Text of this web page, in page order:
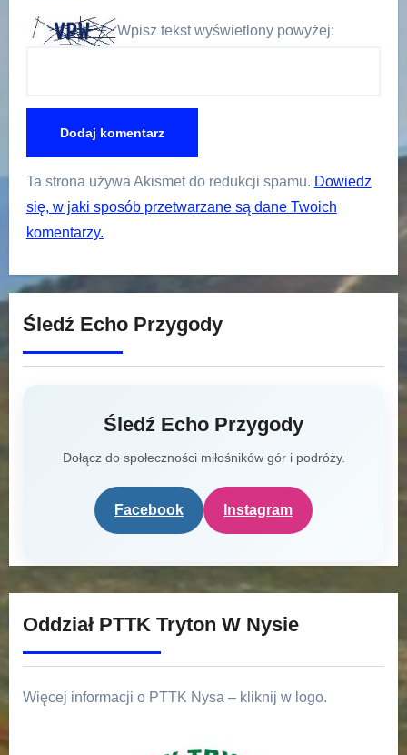
Wpisz tekst wyświetlony powyżej:
Ta strona używa Akismet do redukcji spamu. Dowiedz
się, w jaki sposób przetwarzane są dane Twoich
komentarzy.
Śledź Echo Przygody
Śledź Echo Przygody
Dołącz do społeczności miłośników gór i podróży.
Facebook Instagram
Oddział PTTK Tryton W Nysie
Więcej informacji o PTTK Nysa – kliknij w logo.